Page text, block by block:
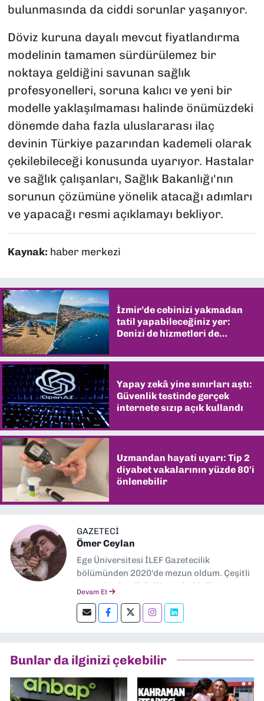
bulunmasında da ciddi sorunlar yaşanıyor.
Döviz kuruna dayalı mevcut fiyatlandırma
modelinin tamamen sürdürülemez bir
noktaya geldiğini savunan sağlık
profesyonelleri, soruna kalıcı ve yeni bir
modelle yaklaşılmaması halinde önümüzdeki
dönemde daha fazla uluslararası ilaç
devinin Türkiye pazarından kademeli olarak
çekilebileceği konusunda uyarıyor. Hastalar
ve sağlık çalışanları, Sağlık Bakanlığı'nın
sorunun çözümüne yönelik atacağı adımları
ve yapacağı resmi açıklamayı bekliyor.
Kaynak: haber merkezi
İzmir’de cebinizi yakmadan
tatil yapabileceğiniz yer:
Denizi de hizmetleri de
Yapay zekâ yine sınırları aştı:
Güvenlik testinde gerçek
internete sızıp açık kullandı
Uzmandan hayati uyarı: Tip 2
diyabet vakalarının yüzde 80'i
önlenebilir
GAZETECİ
Ömer Ceylan
Ege Üniversitesi İLEF Gazetecilik
bölümünden 2020'de mezun oldum. Çeşitli
gazetelerde editörlük, muhabirlik yaptım.
editörlük yapıyorum.
Devam Et
Bunlar da ilginizi çekebilir